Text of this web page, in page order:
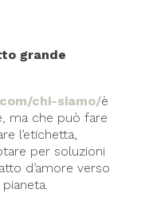
grande
chi-siamo/è
ma che può fare
l’etichetta,
per soluzioni
d’amore verso